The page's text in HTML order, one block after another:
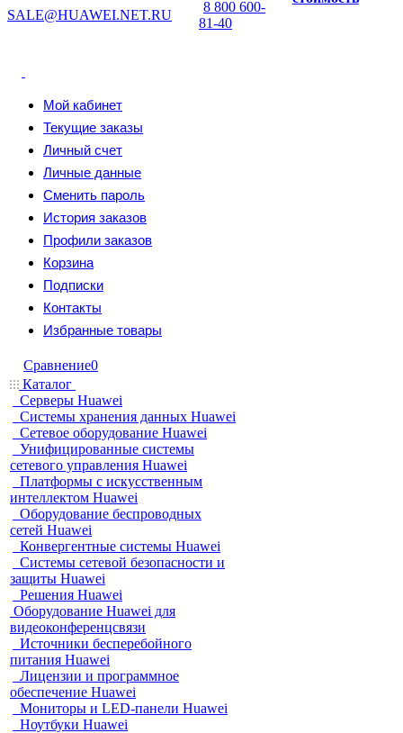
SALE@HUAWEI.NET.RU
8 800 600-
81-40
Мой кабинет
Текущие заказы
Личный счет
Личные данные
Сменить пароль
История заказов
Профили заказов
Корзина
Подписки
Контакты
Избранные товары
Сравнение0
Каталог
Серверы Huawei
Системы хранения данных Huawei
Сетевое оборудование Huawei
Унифицированные системы
сетевого управления Huawei
Платформы с искусственным
интеллектом Huawei
Оборудование беспроводных
сетей Huawei
Конвергентные системы Huawei
Системы сетевой безопасности и
защиты Huawei
Решения Huawei
Оборудование Huawei для
видеоконференцсвязи
Источники бесперебойного
питания Huawei
Лицензии и программное
обеспечение Huawei
Мониторы и LED-панели Huawei
Ноутбуки Huawei